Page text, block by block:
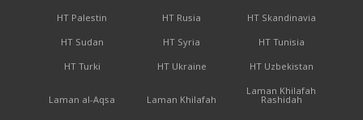
HT Palestin
HT Rusia
HT Skandinavia
HT Sudan
HT Syria
HT Tunisia
HT Turki
HT Ukraine HT Uzbekistan
Laman al-Aqsa Laman Khilafah
Laman Khilafah
Rashidah